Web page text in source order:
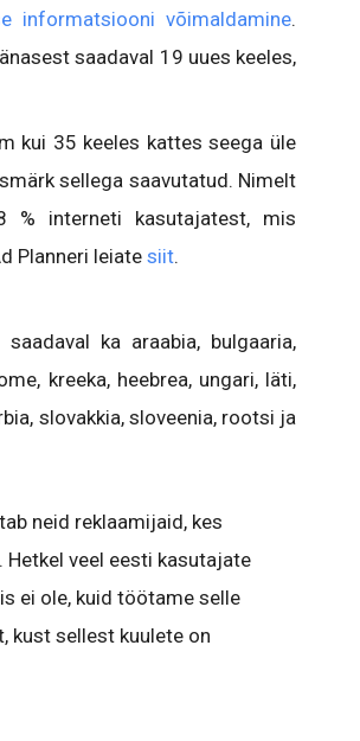
informatsiooni võimaldamine.
saadaval 19 uues keeles,
kui 35 keeles kattes seega üle
sellega saavutatud. Nimelt
% interneti kasutajatest, mis
Planneri leiate siit.
ka araabia, bulgaaria,
kreeka, heebrea, ungari, läti,
slovakkia, sloveenia, rootsi ja
neid reklaamijaid, kes
veel eesti kasutajate
ei ole, kuid töötame selle
kust sellest kuulete on